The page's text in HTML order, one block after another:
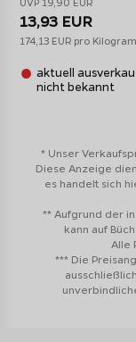
13,93 EUR
174,13 EUR pro
aktuell
nicht bekannt
* Unser
Diese Anzeige
es handelt sich
** Aufgrund der
kann auf
Alle
*** Die